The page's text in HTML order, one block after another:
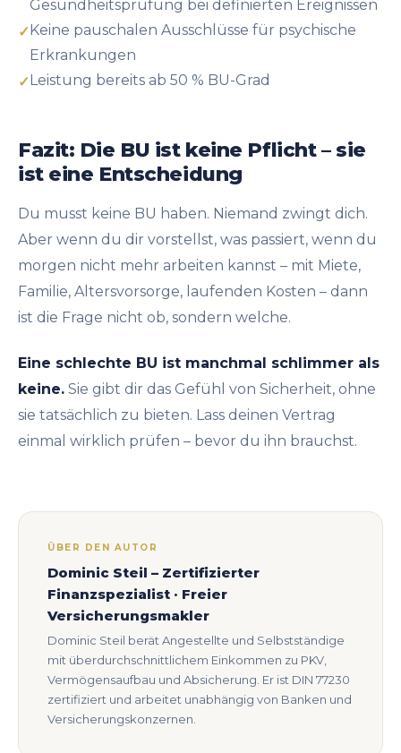
Gesundheitsprüfung bei definierten Ereignissen
Keine pauschalen Ausschlüsse für psychische
Erkrankungen
Leistung bereits ab 50 % BU-Grad
Fazit: Die BU ist keine Pflicht – sie
ist eine Entscheidung
Du musst keine BU haben. Niemand zwingt dich.
Aber wenn du dir vorstellst, was passiert, wenn du
morgen nicht mehr arbeiten kannst – mit Miete,
Familie, Altersvorsorge, laufenden Kosten – dann
ist die Frage nicht ob, sondern welche.
Eine schlechte BU ist manchmal schlimmer als
keine. Sie gibt dir das Gefühl von Sicherheit, ohne
sie tatsächlich zu bieten. Lass deinen Vertrag
einmal wirklich prüfen – bevor du ihn brauchst.
ÜBER DEN AUTOR
Dominic Steil – Zertifizierter
Finanzspezialist · Freier
Versicherungsmakler
Dominic Steil berät Angestellte und Selbstständige
mit überdurchschnittlichem Einkommen zu PKV,
Vermögensaufbau und Absicherung. Er ist DIN 77230
zertifiziert und arbeitet unabhängig von Banken und
Versicherungskonzernen.